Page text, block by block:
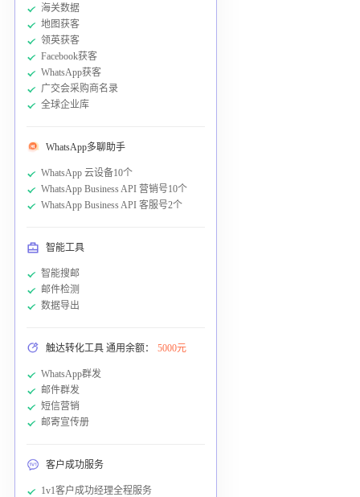
海关数据
地图获客
领英获客
Facebook获客
WhatsApp获客
广交会采购商名录
全球企业库
WhatsApp多聊助手
WhatsApp 云设备10个
WhatsApp Business API 营销号10个
WhatsApp Business API 客服号2个
智能工具
智能搜邮
邮件检测
数据导出
触达转化工具 通用余额： 5000元
WhatsApp群发
邮件群发
短信营销
邮寄宣传册
客户成功服务
1v1客户成功经理全程服务